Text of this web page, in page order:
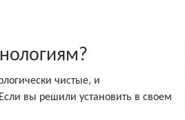
чистые, и
вы решили установить в своем